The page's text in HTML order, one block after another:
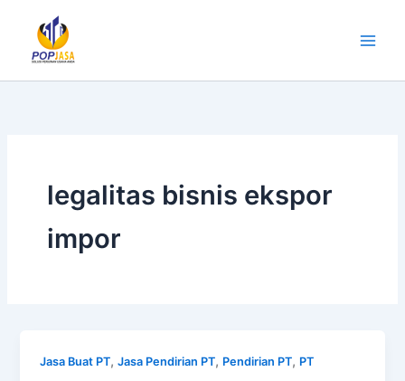
konten
legalitas bisnis ekspor
impor
Jasa Buat PT,Jasa Pendirian PT, Pendirian PT, PT